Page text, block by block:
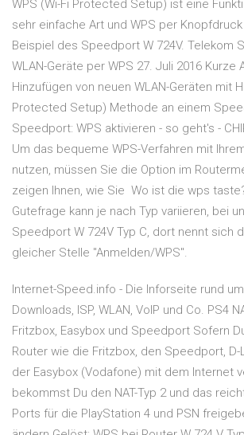
WPS (Wi-Fi Protected Setup) ist eine
sehr einfache Art und WPS per
Beispiel des Speedport W 724V. Telekom
WLAN-Geräte per WPS 27. Juli 2016 Kurze
Hinzufügen von neuen WLAN-Geräten mit
Protected Setup) Methode an einem
Speedport: WPS aktivieren - so geht's -
Um das bequeme WPS-Verfahren mit
nutzen, müssen Sie die Option im
zeigen Ihnen, wie Sie Wo ist die wps
Gutefrage kann je nach Typ variieren, bei
Speedport W 724V Typ C, dort nennt sich
gleicher Stelle "Anmelden/WPS".
Internet-Speed.info - Die Inforseite rund um
Downloads, ISP, WLAN, VoIP und Co. PS4
Fritzbox, Easybox und Speedport Sofern
Router wie die Fritzbox, den Speedport, D-
der Easybox (Vodafone) mit dem Internet
bekommst Du den NAT-Typ 2 und das
Ports für die PlayStation 4 und PSN